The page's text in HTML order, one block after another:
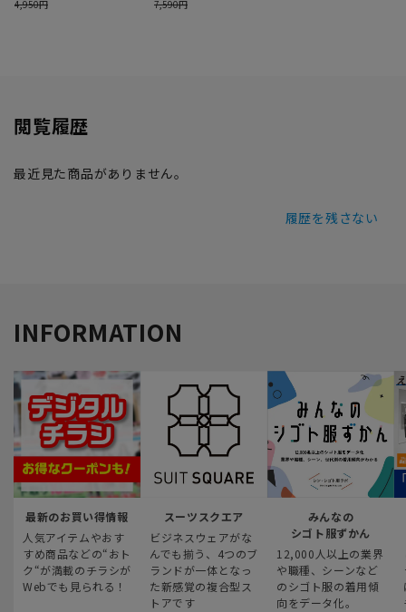
閲覧履歴
最近見た商品がありません。
履歴を残さない
INFORMATION
最新のお買い得情報
人気アイテムやおす
すめ商品などの“おト
ク“が満載のチラシが
Webでも見られる！
スーツスクエア
ビジネスウェアがな
んでも揃う、4つのブ
ランドが一体となっ
た新感覚の複合型ス
トアです
みんなの
シゴト服ずかん
12,000人以上の業界
や職種、シーンなど
のシゴト服の着用傾
向をデータ化。